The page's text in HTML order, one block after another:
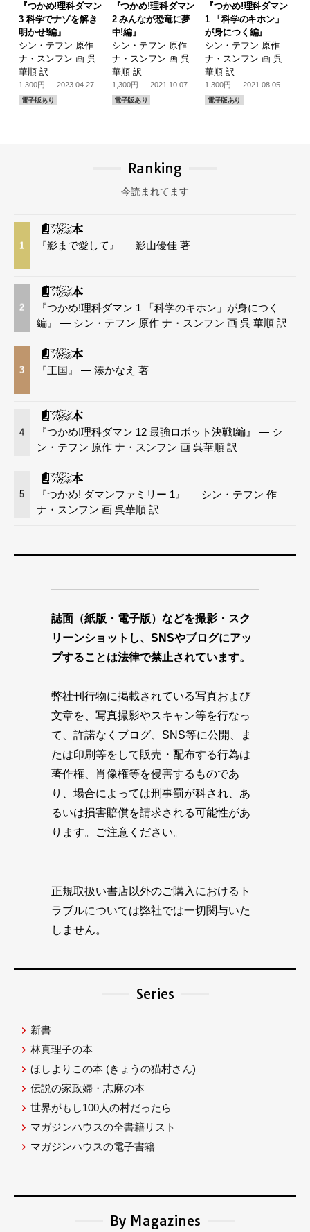
『つかめ!理科ダマン
3 科学でナゾを解き
明かせ!編』
シン・テフン 原作
ナ・スンフン 画 呉
華順 訳
1,300円 — 2023.04.27
電子版あり
『つかめ!理科ダマン
2 みんなが恐竜に夢
中!編』
シン・テフン 原作
ナ・スンフン 画 呉
華順 訳
1,300円 — 2021.10.07
電子版あり
『つかめ!理科ダマン
1 「科学のキホン」
が身につく編』
シン・テフン 原作
ナ・スンフン 画 呉
華順 訳
1,300円 — 2021.08.05
電子版あり
Ranking
今読まれてます
1 『影まで愛して』 — 影山優佳 著
2
『つかめ!理科ダマン 1 「科学のキホン」が身につく
編』 — シン・テフン 原作 ナ・スンフン 画 呉 華順 訳
3 『王国』 — 湊かなえ 著
4
『つかめ!理科ダマン 12 最強ロボット決戦!編』 — シ
ン・テフン 原作 ナ・スンフン 画 呉華順 訳
5
『つかめ! ダマンファミリー 1』 — シン・テフン 作
ナ・スンフン 画 呉華順 訳
誌面（紙版・電子版）などを撮影・スク
リーンショットし、SNSやブログにアッ
プすることは法律で禁止されています。
弊社刊行物に掲載されている写真および
文章を、写真撮影やスキャン等を行なっ
て、許諾なくブログ、SNS等に公開、ま
たは印刷等をして販売・配布する行為は
著作権、肖像権等を侵害するものであ
り、場合によっては刑事罰が科され、あ
るいは損害賠償を請求される可能性があ
ります。ご注意ください。
正規取扱い書店以外のご購入におけるト
ラブルについては弊社では一切関与いた
しません。
Series
新書
林真理子の本
ほしよりこの本 (きょうの猫村さん)
伝説の家政婦・志麻の本
世界がもし100人の村だったら
マガジンハウスの全書籍リスト
マガジンハウスの電子書籍
By Magazines